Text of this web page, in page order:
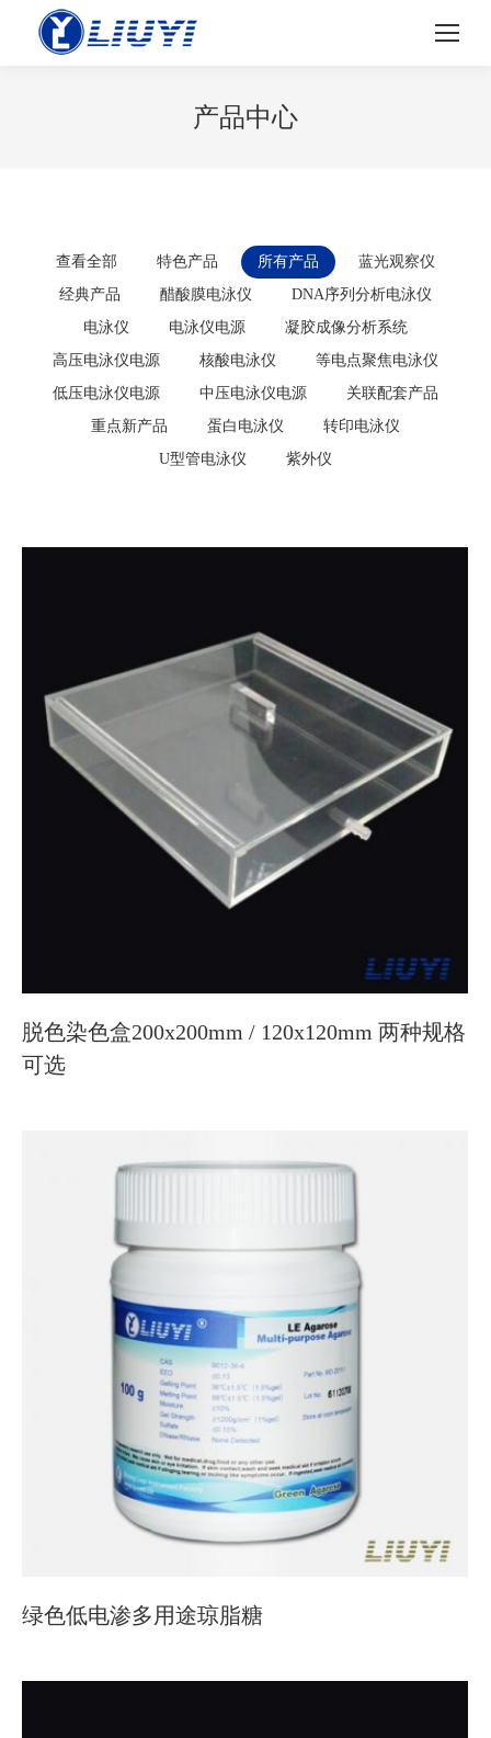
产品中心
查看全部 特色产品 所有产品
蓝光观察仪
经典产品
醋酸膜电泳仪
DNA序列分析电泳仪
电泳仪
电泳仪电源
凝胶成像分析系统
高压电泳仪电源
核酸电泳仪
等电点聚焦电泳仪
低压电泳仪电源
中压电泳仪电源
关联配套产品
重点新产品
蛋白电泳仪
转印电泳仪
U型管电泳仪
紫外仪
脱色染色盒200x200mm / 120x120mm 两种规格
可选
绿色低电渗多用途琼脂糖